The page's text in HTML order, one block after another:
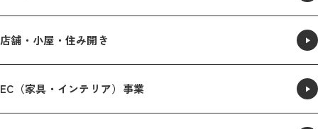
店舗・小屋・住み開き
EC（家具・インテリア）事業